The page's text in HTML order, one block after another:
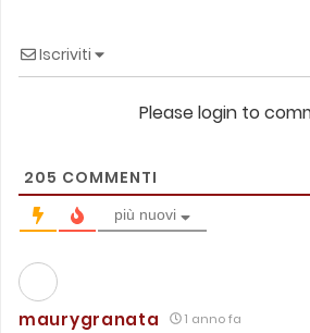
Iscriviti
Please login to
205 COMMENTI
più nuovi
maurygranata 1 anno fa